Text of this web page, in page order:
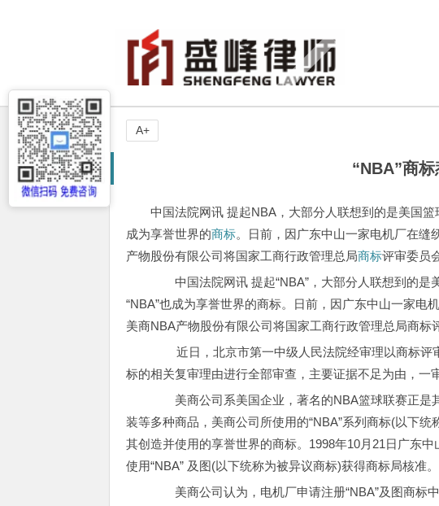
“NBA”商
中国法院网讯 提起NBA，大部分人联想到的是美国
成为享誉世界的商标。日前，因广东中山一家电机厂在缝
产物股份有限公司将国家工商行政管理总局商标评审委员
中国法院网讯 提起“NBA”，大部分人联想到的是
“NBA”也成为享誉世界的商标。日前，因广东中山一家电
美商NBA产物股份有限公司将国家工商行政管理总局商标
近日，北京市第一中级人民法院经审理以商标评
标的相关复审理由进行全部审查，主要证据不足为由，一
美商公司系美国企业，著名的NBA篮球联赛正是
装等多种商品，美商公司所使用的“NBA”系列商标(以下统
其创造并使用的享誉世界的商标。1998年10月21日广东
使用“NBA” 及图(以下统称为被异议商标)获得商标局核准。
美商公司认为，电机厂申请注册“NBA”及图商标中
A+